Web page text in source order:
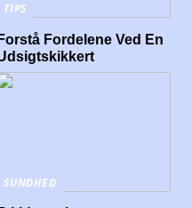
TIPS
Forstå Fordelene Ved En
SUNDHED